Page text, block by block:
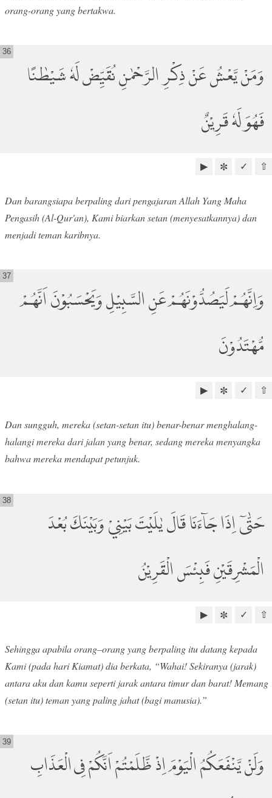
orang-orang yang bertakwa.
وَمَنْ يَّعْشُ عَنْ ذِكْرِ الرَّحْمٰنِ نُقَيِّضْ لَهٗ شَيْطٰنًا
فَهُوَ لَهٗ قَرِيْنٌ
36
⇧
✓
✼
▶
Dan barangsiapa berpaling dari pengajaran Allah Yang Maha
Pengasih (Al-Qur'an), Kami biarkan setan (menyesatkannya) dan
menjadi teman karibnya.
وَاِنَّهُمْ لَيَصُدُّوْنَهُمْ عَنِ السَّبِيْلِ وَيَحْسَبُوْنَ اَنَّهُمْ
مُّهْتَدُوْنَ
37
⇧
✓
✼
▶
Dan sungguh, mereka (setan-setan itu) benar-benar menghalang-
halangi mereka dari jalan yang benar, sedang mereka menyangka
bahwa mereka mendapat petunjuk.
حَتّٰىٓ اِذَا جَاۤءَنَا قَالَ يٰلَيْتَ بَيْنِيْ وَبَيْنَكَ بُعْدَ
الْمَشْرِقَيْنِ فَبِئْسَ الْقَرِيْنُ
38
⇧
✓
✼
▶
Sehingga apabila orang–orang yang berpaling itu datang kepada
Kami (pada hari Kiamat) dia berkata, “Wahai! Sekiranya (jarak)
antara aku dan kamu seperti jarak antara timur dan barat! Memang
(setan itu) teman yang paling jahat (bagi manusia).”
وَلَنْ يَّنْفَعَكُمُ الْيَوْمَ اِذْ ظَّلَمْتُمْ اَنَّكُمْ فِى الْعَذَابِ
39